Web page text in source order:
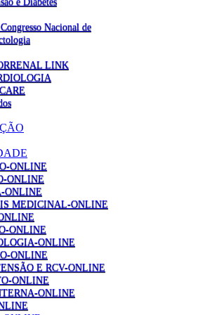
Nacional de
LINK
ONLINE
ONLINE
ONLINE
MEDICINAL-ONLINE
ONLINE
ONLINE
ONLINE
E RCV-ONLINE
ONLINE
ONLINE